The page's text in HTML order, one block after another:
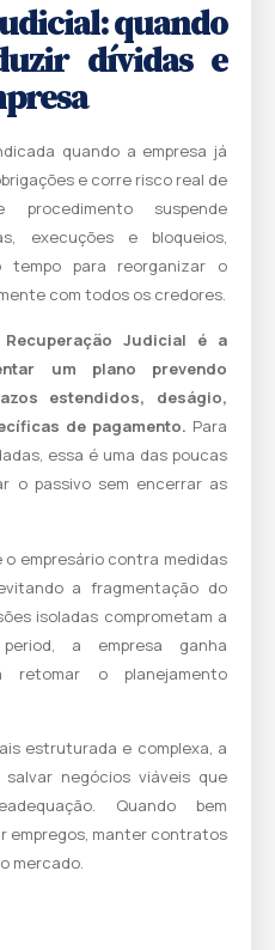
quando
dívidas e
quando a empresa já
e corre risco real de
procedimento suspende
execuções e bloqueios,
tempo para reorganizar o
com todos os credores.
Judicial é a
um plano prevendo
estendidos, deságio,
de pagamento. Para
essa é uma das poucas
o passivo sem encerrar as
empresário contra medidas
a fragmentação do
isoladas comprometam a
a empresa ganha
retomar o planejamento
estruturada e complexa, a
salvar negócios viáveis que
Quando bem
empregos, manter contratos
mercado.